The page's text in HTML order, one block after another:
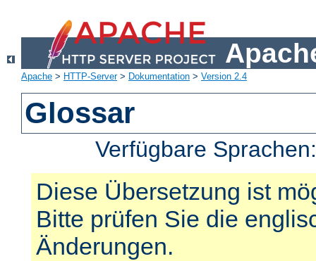
Apache > HTTP-Server> Dokumentation > Version 2.4
Glossar
Verfügbare
Diese Übersetzung ist
Bitte prüfen Sie die
Änderungen.